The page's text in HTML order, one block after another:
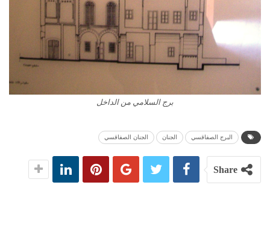
برج السلامي من الداخل
البرج الصفاقسي الجنان الجنان الصفاقسي
Share